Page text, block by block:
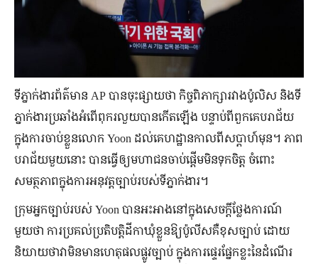
ទីភ្នាក់ងារព័ត៌មាន AP បានចុះផ្សាយថា កិច្ចពិភាក្សារវាងប៉ូលិស និងទី
ភ្នាក់ងារប្រឆាំងអំពើពុករលួយបានកើតឡើង បន្ទាប់ពីពួកគេបរាជ័យ
ក្នុងការចាប់ខ្លួនលោក Yoon ដល់គេហដ្ឋានកាលពីសប្ដាហ៍មុន។ ភាព
បរាជ័យមួយនោះ បានធ្វើឲ្យមហាជនចាប់ផ្ដើមមិនទុកចិត្ត ចំពោះ
សមត្ថភាពក្នុងការអនុវត្តច្បាប់របស់ទីភ្នាក់ងារ។
ក្រុមអ្នកច្បាប់របស់ Yoon បានអះអាងនៅក្នុងសេចក្តីថ្លែងការណ៍
មួយថា ការប្រគល់ប្រតិបត្តិដីកាឃុំខ្លួនឱ្យប៉ូលីសគឺខុសច្បាប់ ដោយ
និយាយថាវាមិនមានហេតុផលផ្លូវច្បាប់ ក្នុងការផ្ទេរផ្នែកខ្លះនៃដំណើរ